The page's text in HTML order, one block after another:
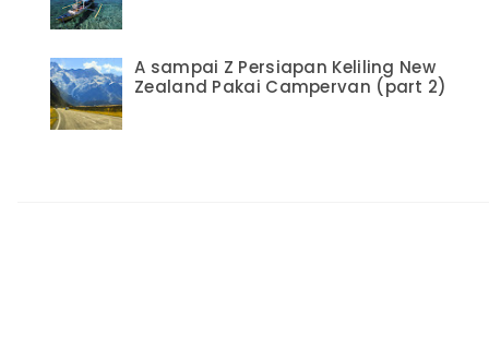
A sampai Z Persiapan Keliling New
Zealand Pakai Campervan (part 2)